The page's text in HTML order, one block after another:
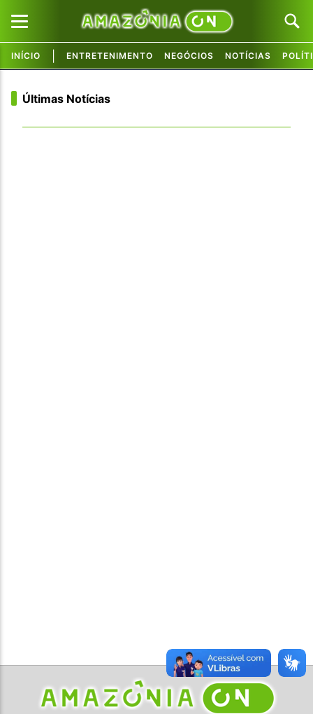
INÍCIO ENTRETENIMENTO NEGÓCIOS NOTÍCIAS
Últimas Notícias